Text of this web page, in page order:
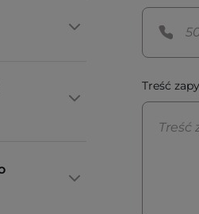
Treść